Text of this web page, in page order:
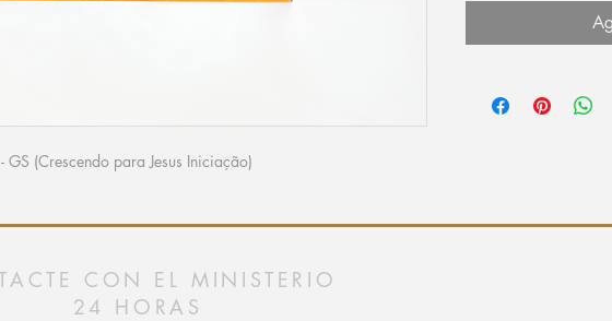
GS (Crescendo para Jesus Iniciação)
CON EL MINISTERIO
24 HORAS